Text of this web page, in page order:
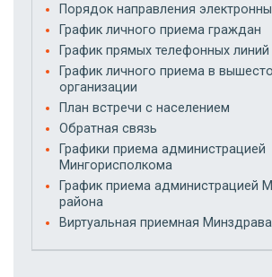
Порядок направления
График личного приема граждан
График прямых телефонных линий
График личного приема в
организации
План встречи с населением
Обратная связь
Графики приема администрацией
Мингорисполкома
График приема администрацией
района
Виртуальная приемная Минздрава